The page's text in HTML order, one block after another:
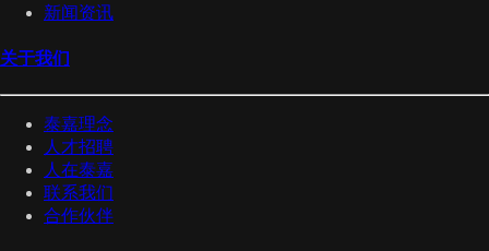
新闻资讯
关于我们
泰嘉理念
人才招聘
人在泰嘉
联系我们
合作伙伴